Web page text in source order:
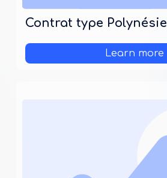
Contrat type Polynésie
Learn more